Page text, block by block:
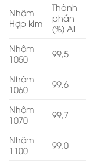
Nhôm
Hợp kim
Thành
phần
(%) Al
Nhôm
1050
99,5
Nhôm
1060
99,6
Nhôm
1070
99,7
Nhôm
1100
99.0